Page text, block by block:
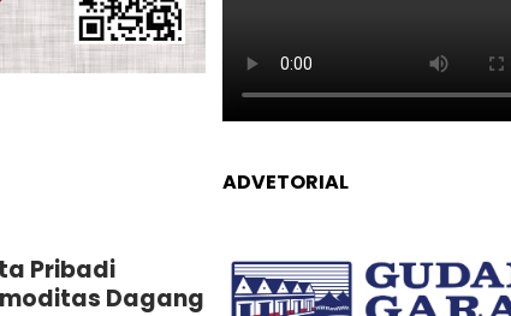
Pribadi
Dagang
ADVETORIAL